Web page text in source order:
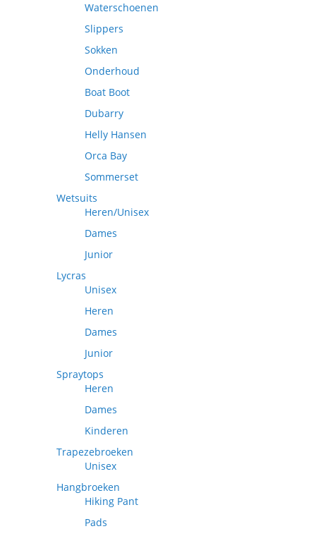
Waterschoenen
Slippers
Sokken
Onderhoud
Boat Boot
Dubarry
Helly Hansen
Orca Bay
Sommerset
Wetsuits
Heren/Unisex
Dames
Junior
Lycras
Unisex
Heren
Dames
Junior
Spraytops
Heren
Dames
Kinderen
Trapezebroeken
Unisex
Hangbroeken
Hiking Pant
Pads